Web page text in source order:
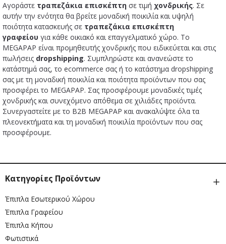
Αγοράστε τραπεζάκια επισκέπτη σε τιμή χονδρικής. Σε
αυτήν την ενότητα θα βρείτε μοναδική ποικιλία και υψηλή
ποιότητα κατασκευής σε τραπεζάκια επισκέπτη
γραφείου για κάθε οικιακό και επαγγελματικό χώρο. Το
MEGAPAP είναι προμηθευτής χονδρικής που ειδικεύεται και στις
πωλήσεις dropshipping. Συμπληρώστε και ανανεώστε το
κατάστημά σας, το ecommerce σας ή το κατάστημα dropshipping
σας με τη μοναδική ποικιλία και ποιότητα προϊόντων που σας
προσφέρει το MEGAPAP. Σας προσφέρουμε μοναδικές τιμές
χονδρικής και συνεχόμενο απόθεμα σε χιλιάδες προϊόντα.
Συνεργαστείτε με το B2B MEGAPAP και ανακαλύψτε όλα τα
πλεονεκτήματα και τη μοναδική ποικιλία προϊόντων που σας
προσφέρουμε.
Κατηγορίες Προϊόντων
Έπιπλα Εσωτερικού Χώρου
Έπιπλα Γραφείου
Έπιπλα Κήπου
Φωτιστικά